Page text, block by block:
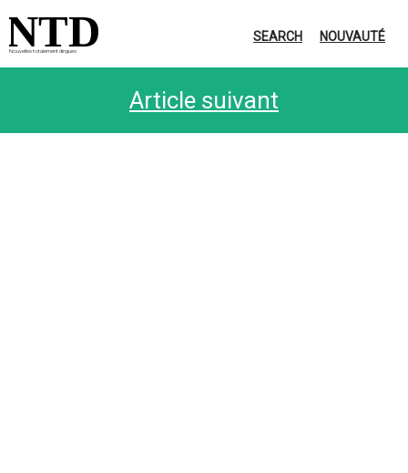
Nouvelles totalement dingues
NTD SEARCH NOUVAUTÉ
Article suivant